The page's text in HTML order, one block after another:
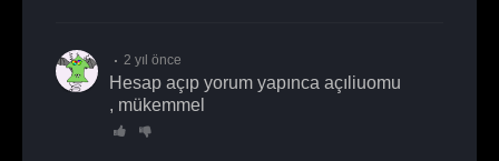
2 yıl önce
Hesap açıp yorum yapınca açıliuomu
, mükemmel